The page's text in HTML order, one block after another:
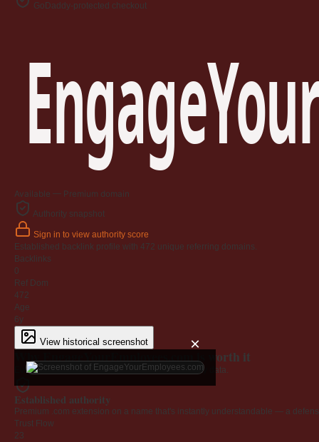
GoDaddy-protected checkout
Available — Premium domain
Authority snapshot
Sign in to view authority score
Established backlink profile with 472 unique referring domains.
Backlinks
0
Ref Dom
472
Age
6y
View historical screenshot ×
Why EngageYourEmployees.com is worth it
Every claim below is backed by verified third-party data.
Established authority
Premium .com extension on a name that's instantly understandable — a
Trust Flow
23